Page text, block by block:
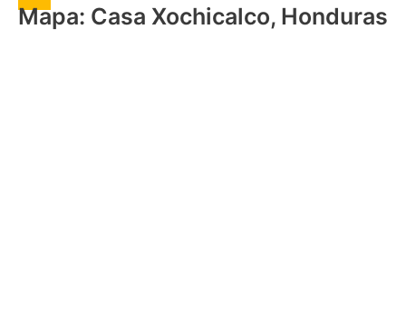
Mapa: Casa Xochicalco, Honduras